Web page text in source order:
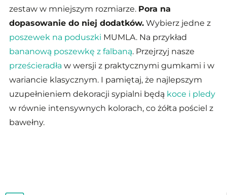
zestaw w mniejszym rozmiarze. Pora na
dopasowanie do niej dodatków. Wybierz jedne z
poszewek na poduszki MUMLA. Na przykład
bananową poszewkę z falbaną. Przejrzyj nasze
prześcieradła w wersji z praktycznymi gumkami i w
wariancie klasycznym. I pamiętaj, że najlepszym
uzupełnieniem dekoracji sypialni będą koce i pledy
w równie intensywnych kolorach, co żółta pościel z
bawełny.